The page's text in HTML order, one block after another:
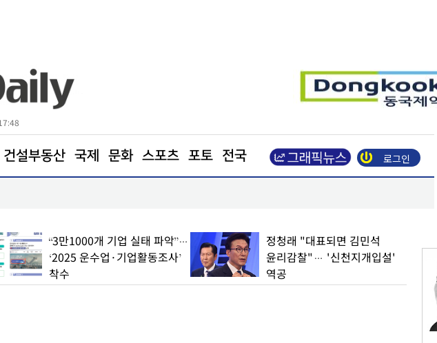
건설부동산 국제 문화 스포츠 포토 전국 로그인
정청래 "대표되면 김민석
윤리감찰"… '신천지개입설'
역공
KT&G, 해외이익 확대∙NGP
성장으로 2분기 호실적…실적
가이던스도 상향